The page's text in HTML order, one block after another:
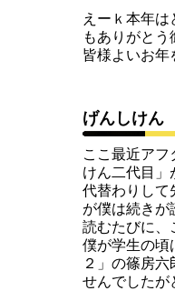
えーｋ本年
もありがとう
皆様よいお年
げんし
ここ最近ア
けん二代目」
代替わりして
が僕は続きが
読むたびに、
僕が学生の頃
２」の篠房
せんでしたが